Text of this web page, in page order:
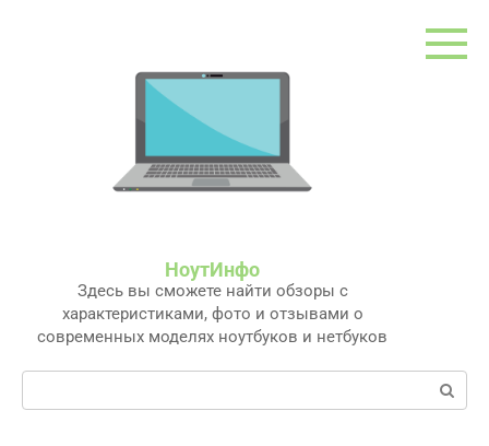
НоутИнфо
Здесь вы сможете найти обзоры с
характеристиками, фото и отзывами о
современных моделях ноутбуков и нетбуков
Поиск: